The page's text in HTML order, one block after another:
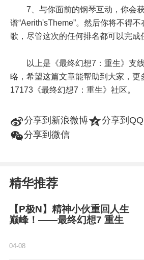
7、与你面前的钢琴互动，你会
谱“Aerith'sTheme”。然后你将不得
歌，尽管这次的任何排名都可以完成
以上是《最终幻想7：重生》支
略，希望这篇文章能帮助到大家，更
17173《最终幻想7：重生》社区。
t分享到新浪微博z分享到
w分享到微信
精华推荐
【P极N】精神小伙重回人生
巅峰！——最终幻想7 重生
04-08